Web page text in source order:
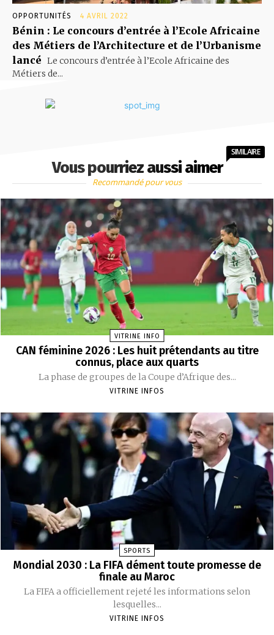
OPPORTUNITÉS 4 AVRIL 2022
Bénin : Le concours d’entrée à l’Ecole Africaine
des Métiers de l’Architecture et de l’Urbanisme
lancé Le concours d’entrée à l’Ecole Africaine des
Métiers de...
Vous pourriez aussi aimer
SIMILAIRE
Recommandé pour vous
VITRINE INFO
CAN féminine 2026 : Les huit prétendants au titre
connus, place aux quarts
La phase de groupes de la Coupe d’Afrique des...
VITRINE INFOS
SPORTS
Mondial 2030 : La FIFA dément toute promesse de
finale au Maroc
La FIFA a officiellement rejeté les informations selon
lesquelles...
VITRINE INFOS